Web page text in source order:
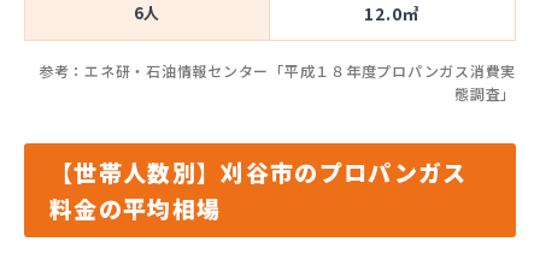
6人 12.0㎥
参考：エネ研・石油情報センター「平成１８年度プロパンガス消費実
態調査」
【世帯人数別】刈谷市のプロパンガス
料金の平均相場